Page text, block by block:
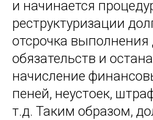
и начинается
реструктуризации
отсрочка выполнения
обязательств и
начисление
пеней, неустоек,
т.д. Таким образом,